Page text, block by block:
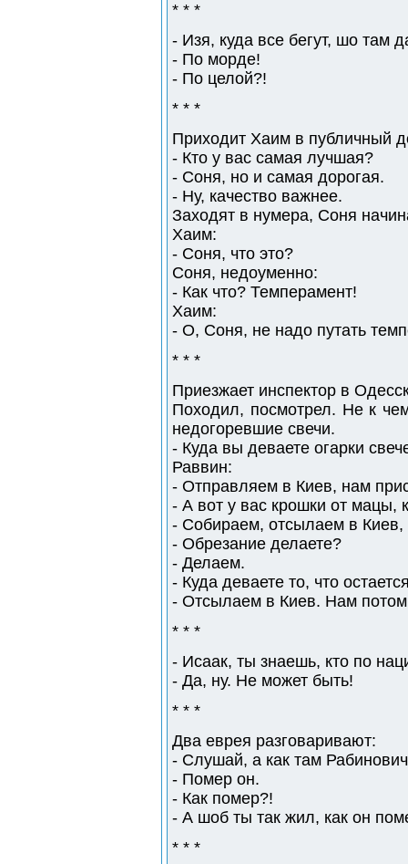
* * *
- Изя, куда все бегут, шо там
- По морде!
- По целой?!
* * *
Пpиходит Хаим в публичный
- Кто у вас самая лучшая?
- Соня, но и самая дорогая.
- Hу, качество важнее.
Заходят в нумера, Соня
Хаим:
- Соня, что это?
Соня, недоуменно:
- Как что? Темперамент!
Хаим:
- О, Соня, не надо путать
* * *
Приезжает инспектор в
Походил, посмотрел. Не к
недогоревшие свечи.
- Куда вы деваете огарки
Раввин:
- Отправляем в Киев, нам
- А вот у вас крошки от мацы,
- Собираем, отсылаем в
- Обрезание делаете?
- Делаем.
- Куда деваете то, что
- Отсылаем в Киев. Нам потом
* * *
- Исаак, ты знаешь, кто по
- Да, ну. Не может быть!
* * *
Два еврея разговаривают:
- Слушай, а как там
- Помер он.
- Как помер?!
- А шоб ты так жил, как он
* * *